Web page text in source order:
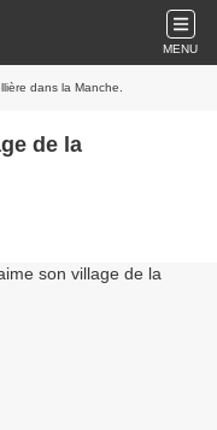
MENU
dans la Manche.
de la